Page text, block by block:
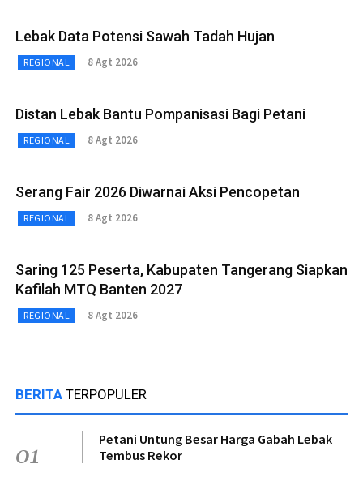
Lebak Data Potensi Sawah Tadah Hujan
REGIONAL 8 Agt 2026
Distan Lebak Bantu Pompanisasi Bagi Petani
REGIONAL 8 Agt 2026
Serang Fair 2026 Diwarnai Aksi Pencopetan
REGIONAL 8 Agt 2026
Saring 125 Peserta, Kabupaten Tangerang Siapkan
Kafilah MTQ Banten 2027
REGIONAL 8 Agt 2026
BERITA TERPOPULER
01
Petani Untung Besar Harga Gabah Lebak
Tembus Rekor